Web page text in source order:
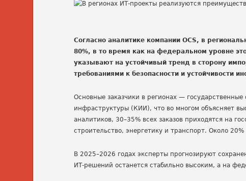
Согласно аналитике компании OCS, в
80%, в то время как на федеральном уровне
указывают на устойчивый тренд в сторону
требованиями к безопасности и устойчивости
Основные заказчики в регионах —
инфраструктуры (КИИ), что во многом объясняет
аналитиков, 30–35% всех заказов приходятся на
строительство, энергетику и транспорт. Около
В 2025–2026 годах эксперты прогнозируют
ИТ-решений останется стабильно высоким, а на